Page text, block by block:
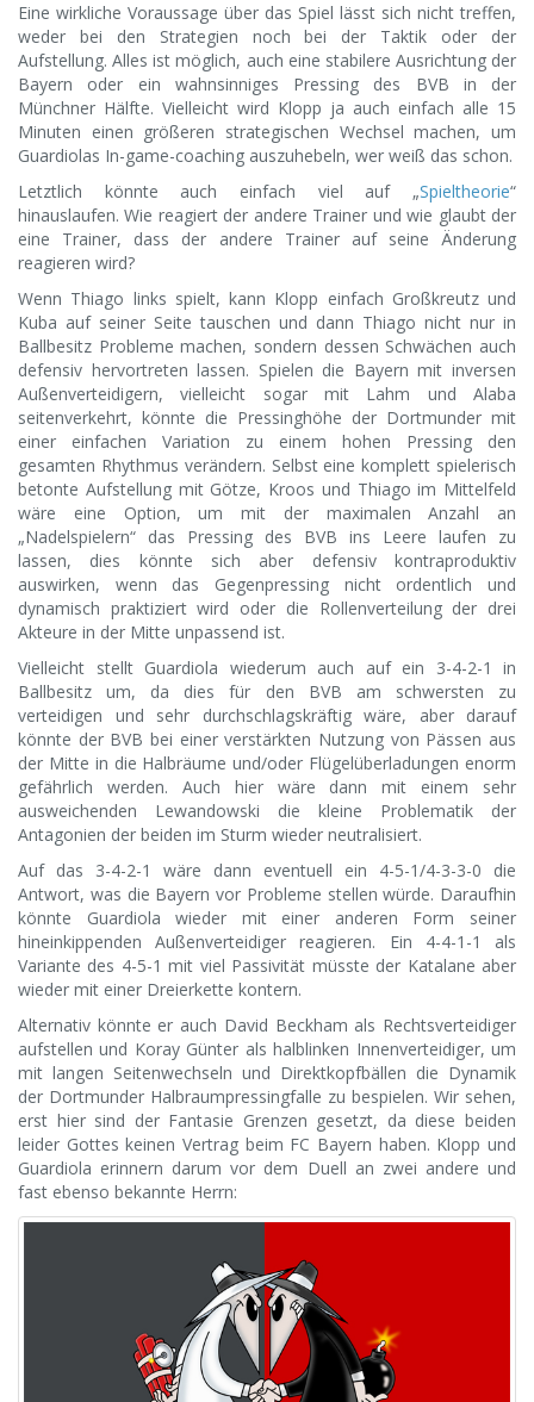
Eine wirkliche Voraussage über das Spiel lässt sich nicht treffen,
weder bei den Strategien noch bei der Taktik oder der
Aufstellung. Alles ist möglich, auch eine stabilere Ausrichtung der
Bayern oder ein wahnsinniges Pressing des BVB in der
Münchner Hälfte. Vielleicht wird Klopp ja auch einfach alle 15
Minuten einen größeren strategischen Wechsel machen, um
Guardiolas In-game-coaching auszuhebeln, wer weiß das schon.
Letztlich könnte auch einfach viel auf „Spieltheorie“
hinauslaufen. Wie reagiert der andere Trainer und wie glaubt der
eine Trainer, dass der andere Trainer auf seine Änderung
reagieren wird?
Wenn Thiago links spielt, kann Klopp einfach Großkreutz und
Kuba auf seiner Seite tauschen und dann Thiago nicht nur in
Ballbesitz Probleme machen, sondern dessen Schwächen auch
defensiv hervortreten lassen. Spielen die Bayern mit inversen
Außenverteidigern, vielleicht sogar mit Lahm und Alaba
seitenverkehrt, könnte die Pressinghöhe der Dortmunder mit
einer einfachen Variation zu einem hohen Pressing den
gesamten Rhythmus verändern. Selbst eine komplett spielerisch
betonte Aufstellung mit Götze, Kroos und Thiago im Mittelfeld
wäre eine Option, um mit der maximalen Anzahl an
„Nadelspielern“ das Pressing des BVB ins Leere laufen zu
lassen, dies könnte sich aber defensiv kontraproduktiv
auswirken, wenn das Gegenpressing nicht ordentlich und
dynamisch praktiziert wird oder die Rollenverteilung der drei
Akteure in der Mitte unpassend ist.
Vielleicht stellt Guardiola wiederum auch auf ein 3-4-2-1 in
Ballbesitz um, da dies für den BVB am schwersten zu
verteidigen und sehr durchschlagskräftig wäre, aber darauf
könnte der BVB bei einer verstärkten Nutzung von Pässen aus
der Mitte in die Halbräume und/oder Flügelüberladungen enorm
gefährlich werden. Auch hier wäre dann mit einem sehr
ausweichenden Lewandowski die kleine Problematik der
Antagonien der beiden im Sturm wieder neutralisiert.
Auf das 3-4-2-1 wäre dann eventuell ein 4-5-1/4-3-3-0 die
Antwort, was die Bayern vor Probleme stellen würde. Daraufhin
könnte Guardiola wieder mit einer anderen Form seiner
hineinkippenden Außenverteidiger reagieren. Ein 4-4-1-1 als
Variante des 4-5-1 mit viel Passivität müsste der Katalane aber
wieder mit einer Dreierkette kontern.
Alternativ könnte er auch David Beckham als Rechtsverteidiger
aufstellen und Koray Günter als halblinken Innenverteidiger, um
mit langen Seitenwechseln und Direktkopfbällen die Dynamik
der Dortmunder Halbraumpressingfalle zu bespielen. Wir sehen,
erst hier sind der Fantasie Grenzen gesetzt, da diese beiden
leider Gottes keinen Vertrag beim FC Bayern haben. Klopp und
Guardiola erinnern darum vor dem Duell an zwei andere und
fast ebenso bekannte Herrn: